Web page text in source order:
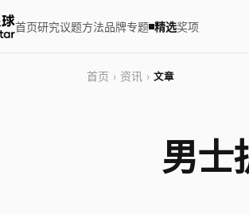
首页研究议题方法品牌专题 精选奖项
首页 › 资讯 › 文章
男士